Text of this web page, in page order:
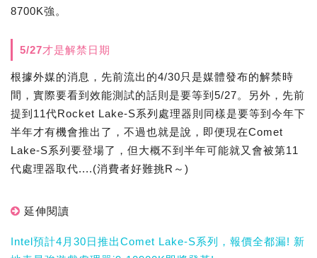
8700K強。
5/27才是解禁日期
根據外媒的消息，先前流出的4/30只是媒體發布的解禁時
間，實際要看到效能測試的話則是要等到5/27。另外，先前
提到11代Rocket Lake-S系列處理器則同樣是要等到今年下
半年才有機會推出了，不過也就是說，即便現在Comet
Lake-S系列要登場了，但大概不到半年可能就又會被第11
代處理器取代....(消費者好難挑R～)
延伸閱讀
Intel預計4月30日推出Comet Lake-S系列，報價全都漏! 新